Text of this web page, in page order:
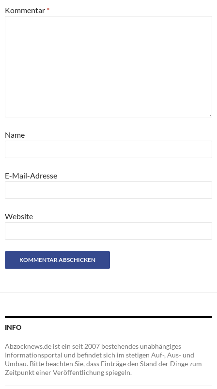
Kommentar *
Name
E-Mail-Adresse
Website
INFO
Abzocknews.de ist ein seit 2007 bestehendes unabhängiges
Informationsportal und befindet sich im stetigen Auf-, Aus- und
Umbau. Bitte beachten Sie, dass Einträge den Stand der Dinge zum
Zeitpunkt einer Veröffentlichung spiegeln.